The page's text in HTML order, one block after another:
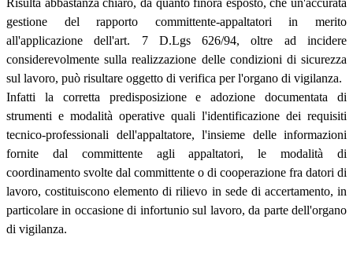
Risulta abbastanza chiaro, da quanto finora esposto, che un'accurata
gestione del rapporto committente-appaltatori in merito
all'applicazione dell'art. 7 D.Lgs 626/94, oltre ad incidere
considerevolmente sulla realizzazione delle condizioni di sicurezza
sul lavoro, può risultare oggetto di verifica per l'organo di vigilanza.
Infatti la corretta predisposizione e adozione documentata di
strumenti e modalità operative quali l'identificazione dei requisiti
tecnico-professionali dell'appaltatore, l'insieme delle informazioni
fornite dal committente agli appaltatori, le modalità di
coordinamento svolte dal committente o di cooperazione fra datori di
lavoro, costituiscono elemento di rilievo in sede di accertamento, in
particolare in occasione di infortunio sul lavoro, da parte dell'organo
di vigilanza.